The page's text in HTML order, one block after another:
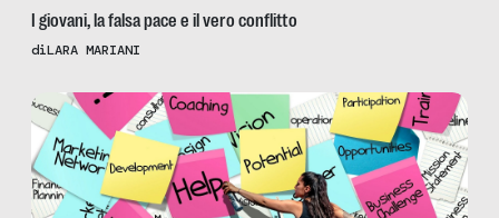
I giovani, la falsa pace e il vero conflitto
diLARA MARIANI